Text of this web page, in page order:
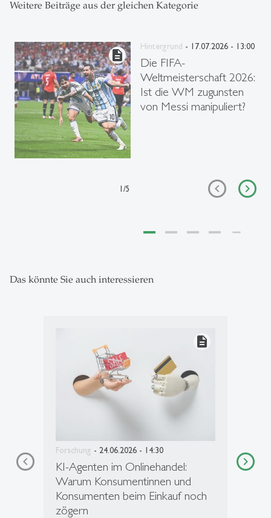
Weitere Beiträge aus der gleichen Kategorie
description
Hintergrund - 17.07.2026 - 13:00
Die FIFA-
Weltmeisterschaft 2026:
Ist die WM zugunsten
von Messi manipuliert?
1/5
Das könnte Sie auch interessieren
description
Forschung - 24.06.2026 - 14:30
KI-Agenten im Onlinehandel:
Warum Konsumentinnen und
Konsumenten beim Einkauf noch
zögern